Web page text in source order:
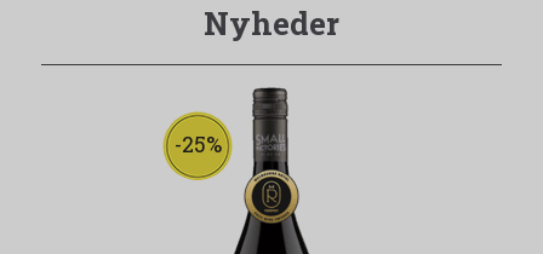
Nyheder
-25%